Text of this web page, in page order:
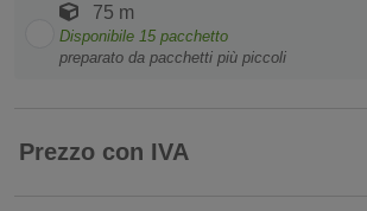
75 m
Disponibile 15 pacchetto
preparato da pacchetti più piccoli
Prezzo con IVA